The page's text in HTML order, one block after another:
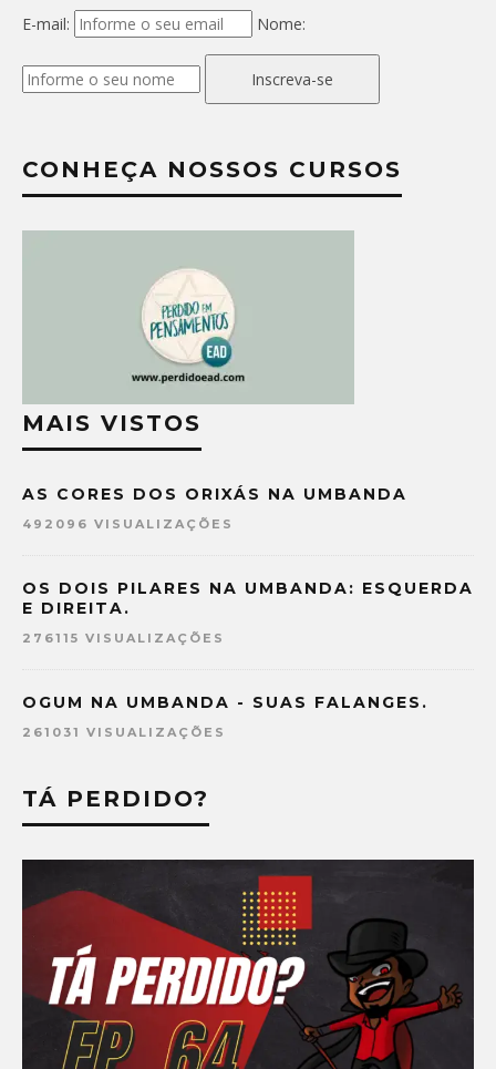
E-mail: Nome:
Inscreva-se
CONHEÇA NOSSOS CURSOS
MAIS VISTOS
AS CORES DOS ORIXÁS NA UMBANDA
492096 VISUALIZAÇÕES
OS DOIS PILARES NA UMBANDA: ESQUERDA
E DIREITA.
276115 VISUALIZAÇÕES
OGUM NA UMBANDA - SUAS FALANGES.
261031 VISUALIZAÇÕES
TÁ PERDIDO?